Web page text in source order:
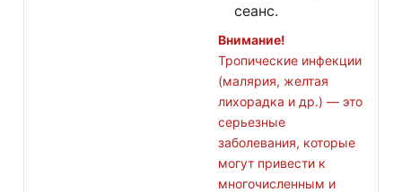
сеанс.
Внимание!
Тропические инфекции
(малярия, желтая
лихорадка и др.) — это
серьезные
заболевания, которые
могут привести к
многочисленным и